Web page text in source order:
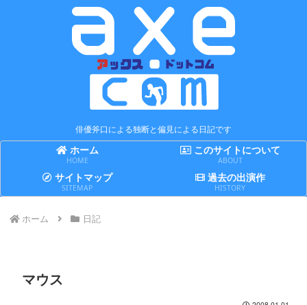
俳優斧口による独断と偏見による日記です
ホーム
HOME
このサイトについて
ABOUT
サイトマップ
SITEMAP
過去の出演作
HISTORY
ホーム 日記
マウス